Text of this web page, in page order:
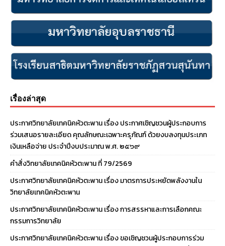
เรื่องล่าสุด
ประกาศวิทยาลัยเทคนิคหัวตะพาน เรื่อง ประกาศเชิญชวนผู้ประกอบการ
ร่วมเสนอรายละเอียด คุณลักษณะเฉพาะครุภัณฑ์ ด้วยงบลงทุนประเภท
เงินเหลือจ่าย ประจําปีงบประมาณ พ.ศ. ๒๕๖๙
คำสั่งวิทยาลัยเทคนิคหัวตะพาน ที่ 79/2569
ประกาศวิทยาลัยเทคนิคหัวตะพาน เรื่อง มาตรการประหยัดพลังงานใน
วิทยาลัยเทคนิคหัวตะพาน
ประกาศวิทยาลัยเทคนิคหัวตะพาน เรื่อง การสรรหาและการเลือกคณะ
กรรมการวิทยาลัย
ประกาศวิทยาลัยเทคนิคหัวตะพาน เรื่อง ขอเชิญชวนผู้ประกอบการร่วม